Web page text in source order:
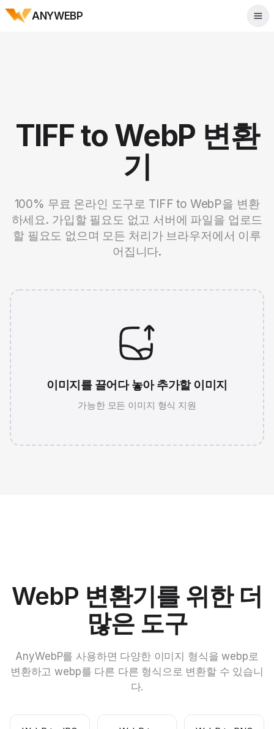
ANYWEBP
TIFF to WebP 변환
기
100% 무료 온라인 도구로 TIFF to WebP을 변환
하세요. 가입할 필요도 없고 서버에 파일을 업로드
할 필요도 없으며 모든 처리가 브라우저에서 이루
어집니다.
이미지를 끌어다 놓아 추가할 이미지
가능한 모든 이미지 형식 지원
WebP 변환기를 위한 더
많은 도구
AnyWebP를 사용하면 다양한 이미지 형식을 webp로
변환하고 webp를 다른 다른 형식으로 변환할 수 있습니
다.